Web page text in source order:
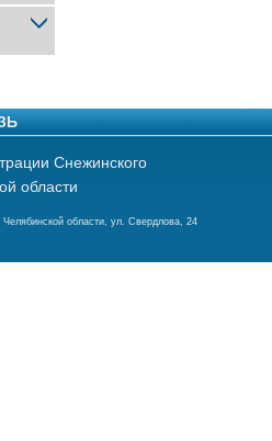
Снежинского
области
области, ул. Свердлова, 24